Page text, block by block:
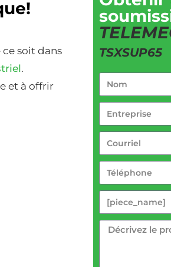
soit dans
.
et à offrir
TSXSUP65